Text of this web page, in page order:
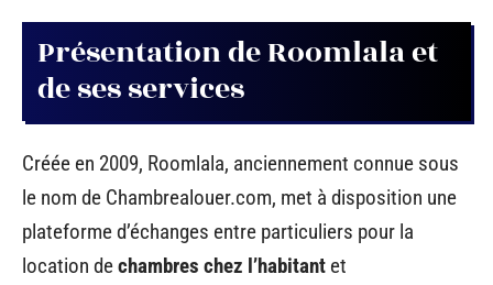
Présentation de Roomlala et
de ses services
Créée en 2009, Roomlala, anciennement connue sous
le nom de Chambrealouer.com, met à disposition une
plateforme d’échanges entre particuliers pour la
location dechambres chez l’habitant et